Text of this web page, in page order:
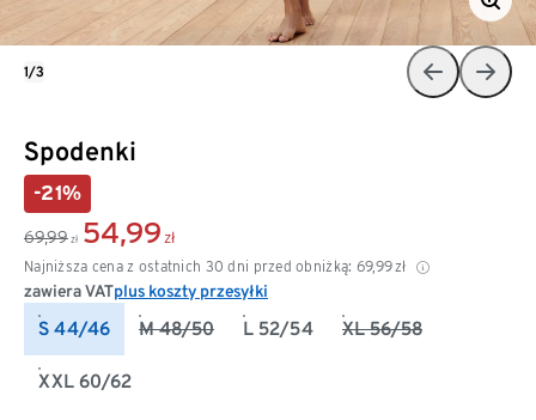
Spodenki
-21%
69,99 zł 54,99 zł
Najniższa cena z ostatnich 30 dni przed obniżką: 69,99 zł
zawiera VATplus koszty przesyłki
S 44/46 M 48/50 L 52/54 XL 56/58
XXL 60/62
1/3